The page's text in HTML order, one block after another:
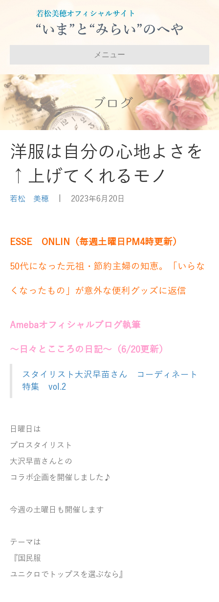
メニュー
ブログ
洋服は自分の心地よさを
↑上げてくれるモノ
若松 美穂 2023年6月20日
ESSE ONLIN（毎週土曜日PM4時更新）
50代になった元祖・節約主婦の知恵。「いらな
くなったもの」が意外な便利グッズに返信
Amebaオフィシャルブログ執筆
～日々とこころの日記～（6/20更新）
スタイリスト大沢早苗さん コーディネート
特集 vol.2
日曜日は
プロスタイリスト
大沢早苗さんとの
コラボ企画を開催しました♪
今週の土曜日も開催します
テーマは
『国民服
ユニクロでトップスを選ぶなら』